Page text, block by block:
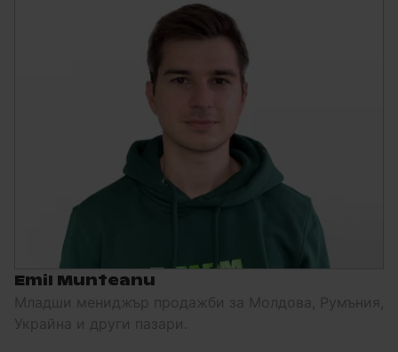
Emil Munteanu
Младши мениджър продажби за Молдова, Румъния,
Украйна и други пазари.